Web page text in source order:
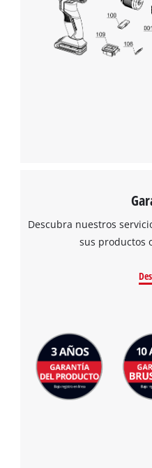
Descubra nuestros
sus productos